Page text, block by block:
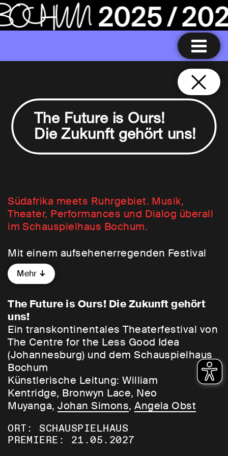
The Future is Ours!
Die Zukunft gehört uns!
Südafrika meets Ruhrgebiet. Musik,
Theater, Performances und Dialog überall
im Schauspielhaus Bochum.
Mit einem aufsehenerregenden Festival
beenden wir die Spielzeit: Zwischen dem
Ruhrgebiet und der südafrikanischen
geprägt von gewaltigen
Transformationsprozessen – knüpfen wir
künstlerische Bande und organisieren die
Zirkulation und Verbindung von Ideen,
Energie, Wissen und Talent.
2016 gründeten William Kentridge,
weltweit gefeiert für sein Schaffen in Film,
Theater, Oper und bildender Kunst, und
Bronwyn Lace im Stadtzentrum von
Johannesburg dasCentre for the Less
Mehr
The Future is Ours! Die Zukunft gehört
uns!
Ein transkontinentales Theaterfestival von
The Centre for the Less Good Idea
(Johannesburg) und dem Schauspielhaus
Bochum
Künstlerische Leitung: William
Kentridge, Bronwyn Lace, Neo
Muyanga,Johan Simons,Angela Obst
ORT: SCHAUSPIELHAUS
PREMIERE: 21.05.2027